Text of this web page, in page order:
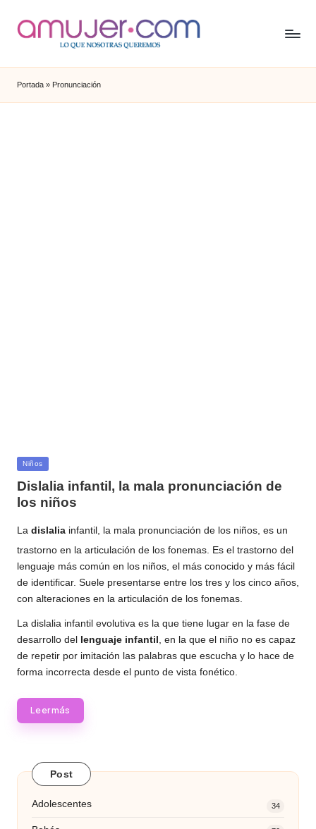
Portada » Pronunciación
Publicada
Niños
Dislalia infantil, la mala pronunciación de
los niños
La dislalia infantil , la mala pronunciación de los niños, es un
trastorno en la articulación de los fonemas. Es el trastorno del
lenguaje más común en los niños, el más conocido y más fácil
de identificar. Suele presentarse entre los tres y los cinco años,
con alteraciones en la articulación de los fonemas.
La dislalia infantil evolutiva es la que tiene lugar en la fase de
desarrollo del
lenguaje infantil
, en la que el niño no es capaz
de repetir por imitación las palabras que escucha y lo hace de
forma incorrecta desde el punto de vista fonético.
Leer más
Post
Adolescentes 34